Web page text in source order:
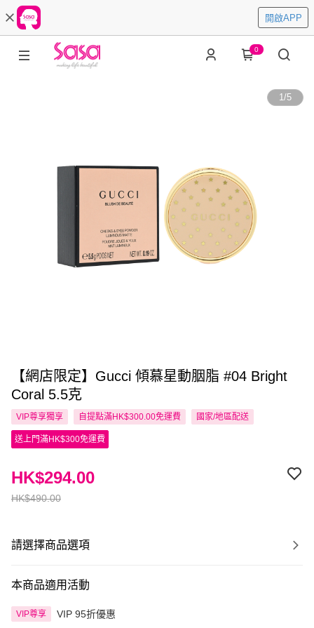
開啟APP
0
1/5
【網店限定】Gucci 傾慕星動胭脂 #04 Bright
Coral 5.5克
VIP尊享獨享 自提點滿HK$300.00免運費 國家/地區配送
送上門滿HK$300免運費
HK$490.00
HK$294.00
請選擇商品選項
本商品適用活動
VIP尊享 VIP 95折優惠